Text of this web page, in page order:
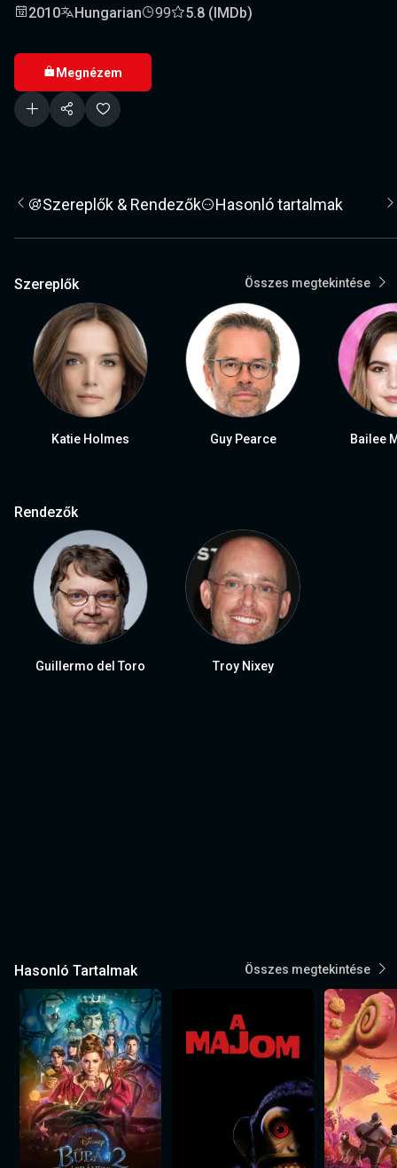
2010 Hungarian 99 5.8 (IMDb)
Megnézem
Szereplők & Rendezők Hasonló tartalmak
Szereplők Összes megtekintése
Katie Holmes Guy Pearce Bailee
Rendezők
Guillermo del Toro Troy Nixey
Hasonló Tartalmak Összes megtekintése